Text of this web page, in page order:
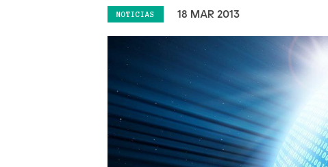
NOTICIAS 18 MAR 2013